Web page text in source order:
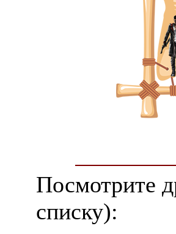
Посмотрите
списку):